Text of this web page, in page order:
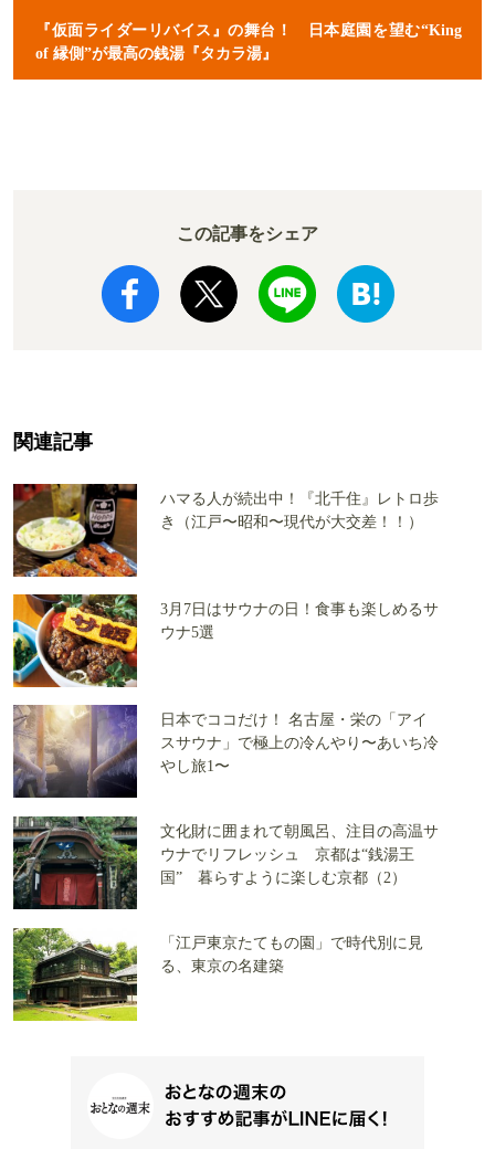
『仮面ライダーリバイス』の舞台！ 日本庭園を望む“King
of 縁側”が最高の銭湯『タカラ湯』
この記事をシェア
関連記事
ハマる人が続出中！『北千住』レトロ歩
き（江戸〜昭和〜現代が大交差！！）
3月7日はサウナの日！食事も楽しめるサ
ウナ5選
日本でココだけ！ 名古屋・栄の「アイ
スサウナ」で極上の冷んやり〜あいち冷
やし旅1〜
文化財に囲まれて朝風呂、注目の高温サ
ウナでリフレッシュ 京都は“銭湯王
国” 暮らすように楽しむ京都（2）
「江戸東京たてもの園」で時代別に見
る、東京の名建築